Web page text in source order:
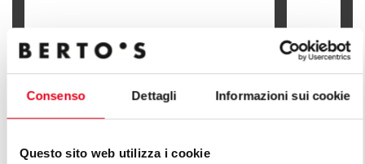
Consenso Dettagli Informazioni sui cookie
Questo sito web utilizza i cookie
PARRILLA DE PIEDRA VOLCÁNICA
PARRILLA
CON